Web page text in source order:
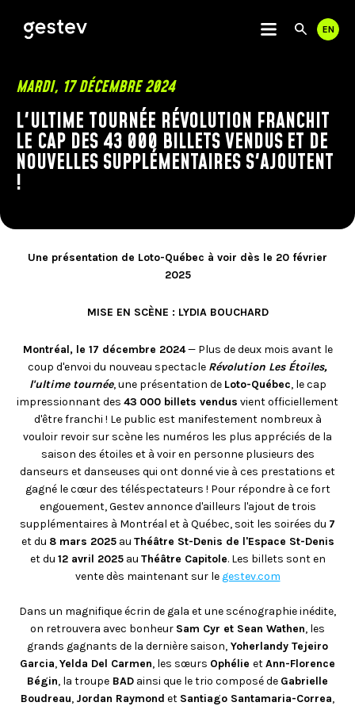
bas
le
Les
tels
EN
CALENDRIER
EXPÉRIENCE PREMIUM
ÉVÉNEMENTS SIGNÉS GESTEV
CENTRE VIDÉOTRON
CABARET DU CASINO DE MONTRÉAL
LIENS UTILES
À PROPOS DE NOUS
CONTACTEZ-NOUS
COMMUNAUTÉ
FACEBOOK
INSTAGRAM
LINKEDIN
MARDI, 17 DÉCEMBRE 2024
L'ULTIME TOURNÉE RÉVOLUTION FRANCHIT
LE CAP DES 43 000 BILLETS VENDUS ET DE
NOUVELLES SUPPLÉMENTAIRES S'AJOUTENT
!
Une présentation de Loto-Québec à voir dès le 20 février
2025
MISE EN SCÈNE : LYDIA BOUCHARD
Montréal, le 17 décembre 2024— Plus de deux mois avant le
coup d'envoi du nouveau spectacle Révolution Les Étoiles,
l'ultime tournée, une présentation de Loto-Québec, le cap
impressionnant des 43 000 billets vendus vient officiellement
d'être franchi ! Le public est manifestement nombreux à
vouloir revoir sur scène les numéros les plus appréciés de la
saison des étoiles et à voir en personne plusieurs des
danseurs et danseuses qui ont donné vie à ces prestations et
gagné le cœur des téléspectateurs ! Pour répondre à ce fort
engouement, Gestev annonce d'ailleurs l'ajout de trois
supplémentaires à Montréal et à Québec, soit les soirées du 7
et du 8 mars 2025au Théâtre St-Denis de l'Espace St-Denis
et du 12 avril 2025au Théâtre Capitole. Les billets sont en
vente dès maintenant sur le gestev.com
Dans un magnifique écrin de gala et une scénographie inédite,
on retrouvera avec bonheur Sam Cyr et Sean Wathen, les
grands gagnants de la dernière saison, Yoherlandy Tejeiro
Garcia,Yelda Del Carmen, les sœurs Ophélie etAnn-Florence
Bégin, la troupe BAD ainsi que le trio composé de Gabrielle
Boudreau, Jordan Raymond et Santiago Santamaria-Correa,